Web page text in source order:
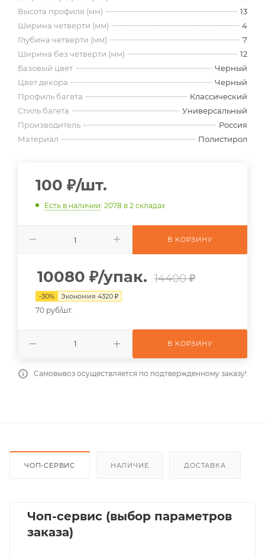
Высота профиля (мм)
13
Ширина четверти (мм)
4
Глубина четверти (мм)
7
Ширина без четверти (мм)
12
Базовый цвет
Черный
Цвет декора
Черный
Профиль багета
Классический
Стиль багета
Универсальный
Производитель
Россия
Материал
Полистирол
100 ₽/шт.
Есть в наличии: 2078 в 2 складах
В КОРЗИНУ
10080 ₽/упак. 14400 ₽
-30% Экономия 4320 ₽
70 руб/шт.
В КОРЗИНУ
Самовывоз осуществляется по подтвержденному заказу!
ЧОП-СЕРВИС НАЛИЧИЕ ДОСТАВКА
Чоп-сервис (выбор параметров
заказа)